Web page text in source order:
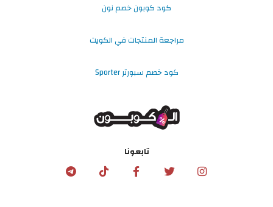
كود كوبون خصم نون
مراجعة المنتجات في الكويت
كود خصم سبورتر Sporter
تابعونا